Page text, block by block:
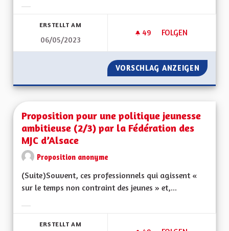
ERSTELLT AM
06/05/2023
49 49 FOLLOWER
FOLGEN
COMPÉTENCES
VORSCHLAG ANZEIGEN
Proposition pour une politique jeunesse
ambitieuse (2/3) par la Fédération des
MJC d’Alsace
Proposition anonyme
(Suite)Souvent, ces professionnels qui agissent «
sur le temps non contraint des jeunes » et,...
ERSTELLT AM